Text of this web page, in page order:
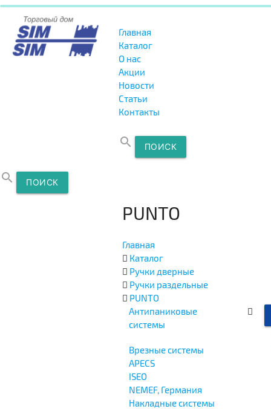
Главная
Каталог
О нас
Акции
Новости
Статьи
Контакты
search ПОИСК
search ПОИСК
PUNTO
Главная
Каталог
Ручки дверные
Ручки раздельные
PUNTO
Антипаниковые
системы
Врезные системы
APECS
ISEO
NEMEF, Германия
Накладные системы